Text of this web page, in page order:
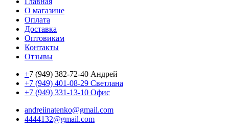
О магазине
Оплата
Доставка
Оптовикам
Контакты
Отзывы
+7 (949) 382-72-40 Андрей
+7 (949) 401-08-29 Светлана
+7 (949) 331-13-10 Офис
andreiinatenko@gmail.com
4444132@gmail.com